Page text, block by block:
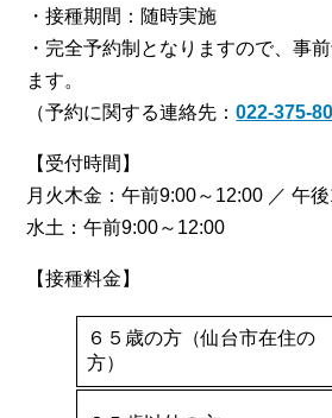
・接種期間：随時実施
・完全予約制となりますので、事
ます。
（予約に関する連絡先：022-375-
【受付時間】
月火木金：午前9:00～12:00 ／ 午
水土：午前9:00～12:00
【接種料金】
６５歳の方（仙台市在住の
方）